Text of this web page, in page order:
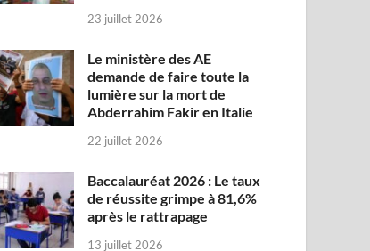
23 juillet 2026
Le ministère des AE
demande de faire toute la
lumière sur la mort de
Abderrahim Fakir en Italie
22 juillet 2026
Baccalauréat 2026 : Le taux
de réussite grimpe à 81,6%
après le rattrapage
13 juillet 2026